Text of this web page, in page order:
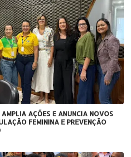
AÇÕES E ANUNCIA NOVOS
FEMININA E PREVENÇÃO